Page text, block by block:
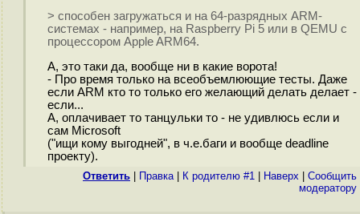
> способен загружаться и на 64-разрядных ARM-
системах - например, на Raspberry Pi 5 или в QEMU с
процессором Apple ARM64.
А, это таки да, вообще ни в какие ворота!
- Про время только на всеобъемлюющие тесты. Даже
если ARM кто то только его желающий делать делает -
если...
А, оплачивает то танцульки то - не удивлюсь если и
сам Microsoft
("ищи кому выгодней", в ч.е.баги и вообще deadline
проекту).
Ответить Правка| К родителю #1 Наверх
Cообщить
модератору